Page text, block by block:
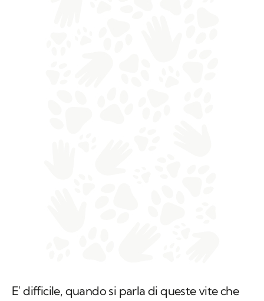
E' difficile, quando si parla di queste vite che